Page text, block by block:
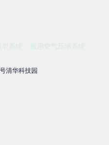
引系统
医用空气压缩系统
清华科技园